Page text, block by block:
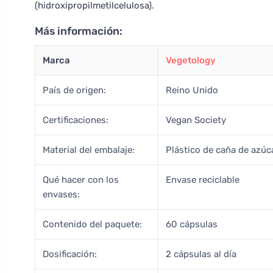
(hidroxipropilmetilcelulosa).
Más información:
Marca Vegetology
País de origen: Reino Unido
Certificaciones: Vegan Society
Material del embalaje: Plástico de caña de
Qué hacer con los
envases:
Envase reciclable
Contenido del paquete: 60 cápsulas
Dosificación: 2 cápsulas al día